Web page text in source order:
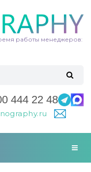
работы менеджеров:
444 22 48